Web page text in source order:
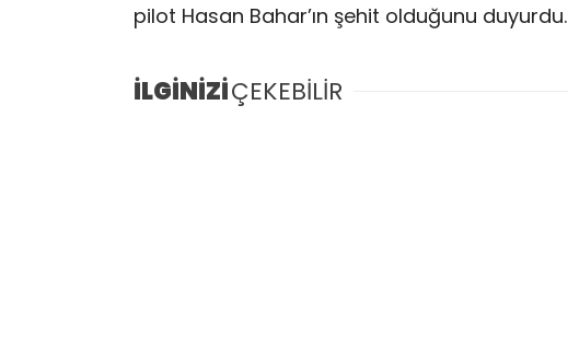
pilot Hasan Bahar’ın şehit olduğunu duyurdu.
İLGİNİZİÇEKEBİLİR